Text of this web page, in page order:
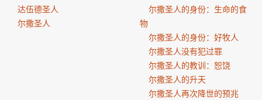
达伍德圣人
尔撒圣人
尔撒圣人的身份：生命的食
物
尔撒圣人的身份：好牧人
尔撒圣人没有犯过罪
尔撒圣人的教训：恕饶
尔撒圣人的升天
尔撒圣人再次降世的预兆